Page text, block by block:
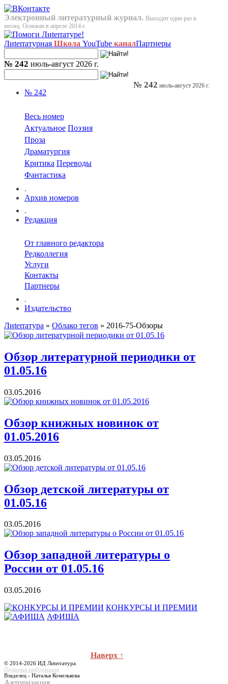
Электронный литературный журнал. Выходит один раз в
месяц. Основан в апреле 2014 г.
Лиterraтурная Школа YouTube каналПартнеры
№ 242 июль-август 2026 г.
№ 242
Весь номер
Актуальное Поэзия
Проза
Драматургия
Критика Переводы
Фантастика
.
Архив номеров
.
Редакция
От главного редактора
Редколлегия
Услуги
Контакты
Партнеры
.
Издательство
№ 242 июль-август 2026 г.
Лиterraтура » Облако тегов » 2016-75-Обзоры
Обзор литературной периодики от
01.05.16
03.05.2016
Обзор книжных новинок от
01.05.2016
03.05.2016
Обзор детской литературы от
01.05.16
03.05.2016
Обзор западной литературы о
России от 01.05.16
03.05.2016
КОНКУРСЫ И ПРЕМИИ
АФИША
Наверх ↑
© 2014-2026 ИД Лиterraтура
Правовая информация
Владелец - Наталья Комелькова